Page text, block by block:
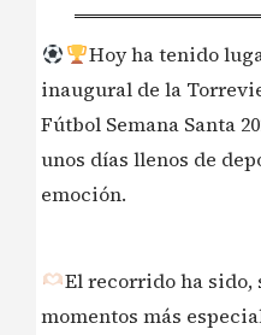
Hoy ha tenido
inaugural de la
Fútbol Semana Santa
unos días llenos de
emoción.
El recorrido ha sido,
momentos más